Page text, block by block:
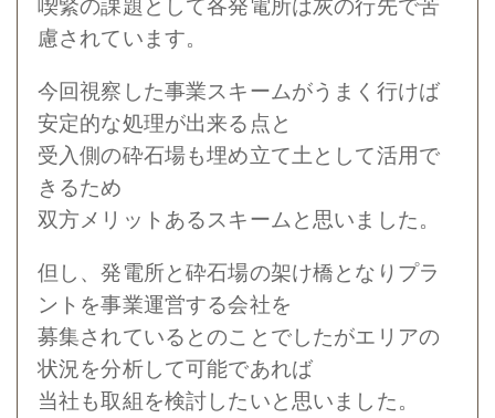
喫緊の課題として各発電所は灰の行先で苦
慮されています。
今回視察した事業スキームがうまく行けば
安定的な処理が出来る点と
受入側の砕石場も埋め立て土として活用で
きるため
双方メリットあるスキームと思いました。
但し、発電所と砕石場の架け橋となりプラ
ントを事業運営する会社を
募集されているとのことでしたがエリアの
状況を分析して可能であれば
当社も取組を検討したいと思いました。